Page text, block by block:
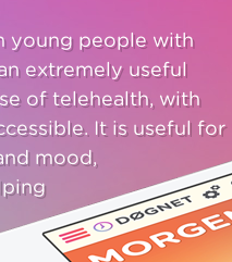
young people with
extremely useful
of telehealth, with
It is useful for
mood,